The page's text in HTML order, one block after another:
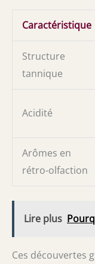
Caractéristique
Structure
tannique
Acidité
Arômes en
rétro-olfaction
Lire plus
Ces découvertes